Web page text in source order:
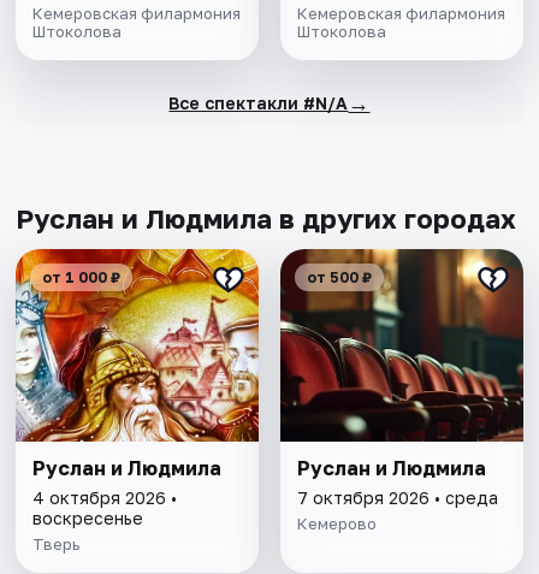
Кемеровская филармония
Штоколова
Кемеровская филармония
Штоколова
Все спектакли #N/A →
Руслан и Людмила в других городах
от 1 000 ₽
Руслан и Людмила
4 октября 2026 •
воскресенье
Тверь
от 500 ₽
Руслан и Людмила
7 октября 2026 • среда
Кемерово